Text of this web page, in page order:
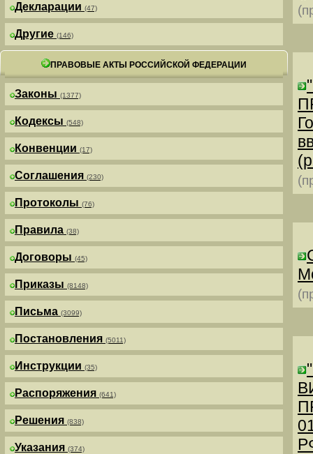
Декларации (47)
Другие (146)
ПРАВОВЫЕ АКТЫ РОССИЙСКОЙ ФЕДЕРАЦИИ
Законы (1377)
Кодексы (548)
Конвенции (17)
Соглашения (230)
Протоколы (76)
Правила (38)
Договоры (45)
Приказы (8148)
Письма (3099)
Постановления (5011)
Инструкции (35)
Распоряжения (641)
Решения (838)
Указания (374)